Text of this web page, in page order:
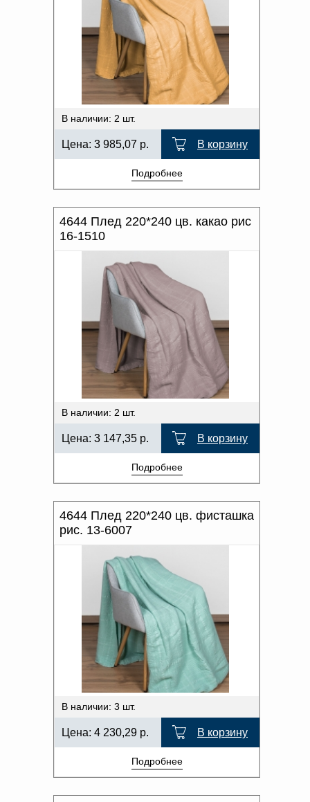
В наличии: 2 шт.
Цена: 3 985,07 р. В корзину
Подробнее
4644 Плед 220*240 цв. какао рис
16-1510
В наличии: 2 шт.
Цена: 3 147,35 р. В корзину
Подробнее
4644 Плед 220*240 цв. фисташка
рис. 13-6007
В наличии: 3 шт.
Цена: 4 230,29 р. В корзину
Подробнее